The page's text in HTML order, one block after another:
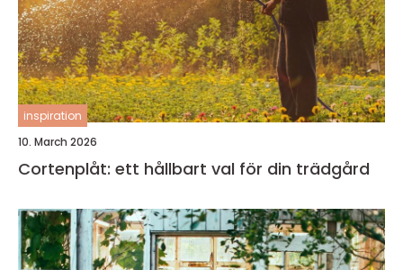
inspiration
10. March 2026
Cortenplåt: ett hållbart val för din trädgård